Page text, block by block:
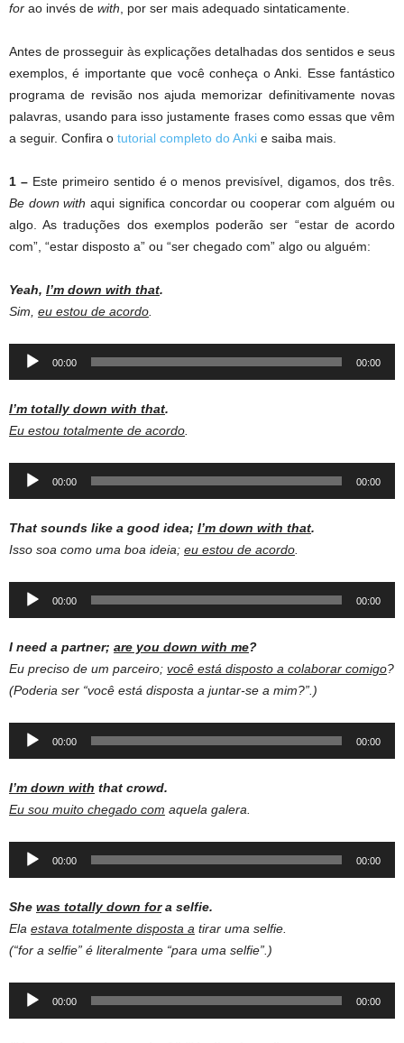
for ao invés de with , por ser mais adequado sintaticamente.
Antes de prosseguir às explicações detalhadas dos sentidos e seus
exemplos, é importante que você conheça o Anki. Esse fantástico
programa de revisão nos ajuda memorizar definitivamente novas
palavras, usando para isso justamente frases como essas que vêm
a seguir. Confira o tutorial completo do Anki e saiba mais.
1 – Este primeiro sentido é o menos previsível, digamos, dos três.
Be down with aqui significa concordar ou cooperar com alguém ou
algo. As traduções dos exemplos poderão ser “estar de acordo
com”, “estar disposto a” ou “ser chegado com” algo ou alguém:
Yeah, I’m down with that.
Sim, eu estou de acordo
Audio
00:00 00:00
I’m totally down with that.
Eu estou totalmente de acordo
Audio
00:00 00:00
That sounds like a good idea; I’m down with that.
Isso soa como uma boa ideia; eu estou de acordo
Audio
00:00 00:00
I need a partner; are you down with me?
Eu preciso de um parceiro; você está disposto a colaborar comigo?
(Poderia ser “você está disposta a juntar-se a mim?”.)
Audio
00:00 00:00
I’m down with that crowd.
Eu sou muito chegado com aquela galera.
Audio
00:00 00:00
She was totally down fora selfie.
Ela estava totalmente disposta a tirar uma selfie.
(“for a selfie” é literalmente “para uma selfie”.)
Audio
00:00 00:00